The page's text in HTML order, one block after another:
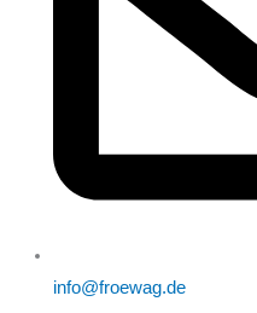
info@froewag.de